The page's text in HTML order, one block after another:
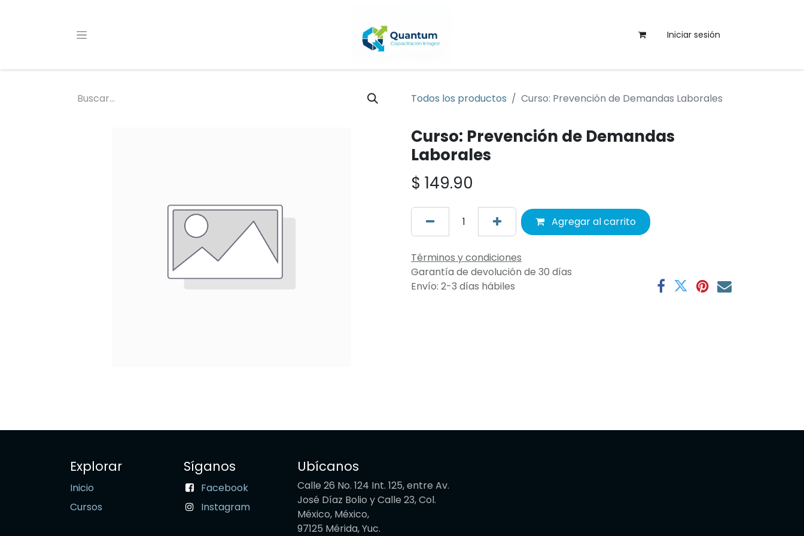
Iniciar sesión
Todos los productos Curso: Prevención de Demandas Laborales
Curso: Prevención de Demandas
Laborales
$ 149.90
Agregar al carrito
Términos y condiciones
Garantía de devolución de 30 días
Envío: 2-3 días hábiles
Explorar
Inicio
Cursos
Síganos
Facebook
Instagram
Ubícanos
Calle 26 No. 124 Int. 125, entre Av.
José Díaz Bolio y Calle 23, Col.
México, México,
97125 Mérida, Yuc.